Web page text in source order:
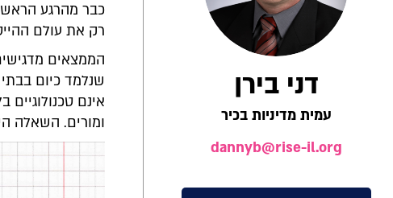
כבר מהרגע
רק את עולם
הממצאים
אינם
ומורים. השאלה
דני בירן
עמית מדיניות בכיר
dannyb@rise-il.org